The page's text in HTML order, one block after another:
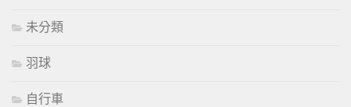
未分類
羽球
自行車